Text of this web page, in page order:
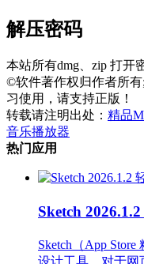
解压密码
本站所有dmg、zip 打开
©软件著作权归作者所
习使用，请支持正版！
转载请注明出处： 精品
音乐播放器
热门应用
Sketch
Sketch（App
设计工具，对于网